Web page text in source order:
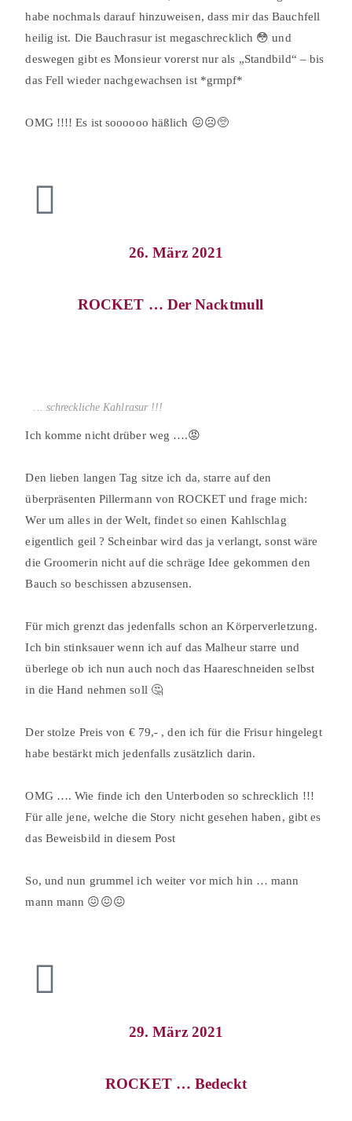
habe nochmals darauf hinzuweisen, dass mir das Bauchfell
heilig ist. Die Bauchrasur ist megaschrecklich 😳 und
deswegen gibt es Monsieur vorerst nur als „Standbild“ – bis
das Fell wieder nachgewachsen ist *grmpf*⠀
OMG !!!! Es ist soooooo häßlich 😖☹🥺⠀
26. März 2021
ROCKET … Der Nacktmull⠀
... schreckliche Kahlrasur !!!
Ich komme nicht drüber weg ….😡⠀
Den lieben langen Tag sitze ich da, starre auf den
überpräsenten Pillermann von ROCKET und frage mich:
Wer um alles in der Welt, findet so einen Kahlschlag
eigentlich geil ? Scheinbar wird das ja verlangt, sonst wäre
die Groomerin nicht auf die schräge Idee gekommen den
Bauch so beschissen abzusensen.⠀
Für mich grenzt das jedenfalls schon an Körperverletzung.
Ich bin stinksauer wenn ich auf das Malheur starre und
überlege ob ich nun auch noch das Haareschneiden selbst
in die Hand nehmen soll 🤔⠀
Der stolze Preis von € 79,- , den ich für die Frisur hingelegt
habe bestärkt mich jedenfalls zusätzlich darin.⠀
OMG …. Wie finde ich den Unterboden so schrecklich !!!
Für alle jene, welche die Story nicht gesehen haben, gibt es
das Beweisbild in diesem Post ⠀
So, und nun grummel ich weiter vor mich hin … mann
mann mann 😖😖😖⠀
29. März 2021
ROCKET … Bedeckt